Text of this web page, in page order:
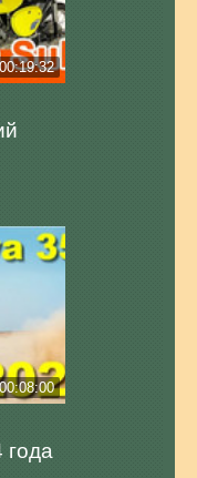
00:19:32
00:08:00
года